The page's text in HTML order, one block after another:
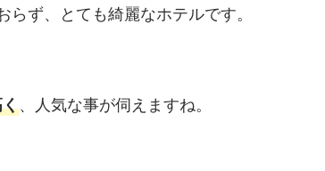
ず、とても綺麗なホテルです。
、人気な事が伺えますね。